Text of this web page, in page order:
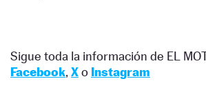
Sigue toda la información de EL
Facebook, Xo Instagram